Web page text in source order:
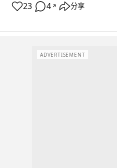
23 4 ↗ 分享
ADVERTISEMENT